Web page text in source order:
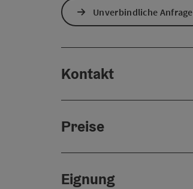
Unverbindliche Anfrage
Kontakt
Preise
Eignung